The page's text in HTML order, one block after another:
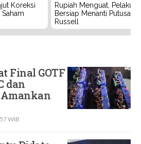
Koreksi
Rupiah Menguat, Pelaku
Bersiap Menanti Putusan
Russell
Final GOTF
dan
WIB